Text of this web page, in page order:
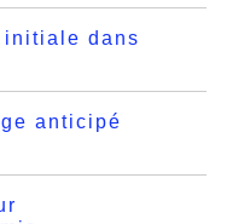
initiale dans
anticipé